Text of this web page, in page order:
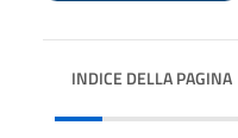
INDICE DELLA PAGINA